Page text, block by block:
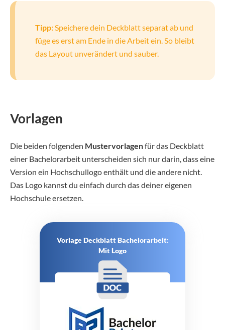
Tipp: Speichere dein Deckblatt separat ab und
füge es erst am Ende in die Arbeit ein. So bleibt
das Layout unverändert und sauber.
Vorlagen
Die beiden folgenden Mustervorlagenfür das Deckblatt
einer Bachelorarbeit unterscheiden sich nur darin, dass eine
Version ein Hochschullogo enthält und die andere nicht.
Das Logo kannst du einfach durch das deiner eigenen
Hochschule ersetzen.
Vorlage Deckblatt Bachelorarbeit:
Mit Logo